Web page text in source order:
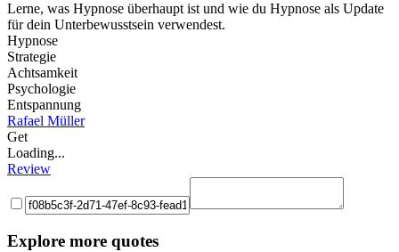
Lerne, was Hypnose überhaupt ist und wie du Hypnose als Update
für dein Unterbewusstsein verwendest.
Hypnose
Strategie
Achtsamkeit
Psychologie
Entspannung
Rafael Müller
Get
Loading...
Review
Explore more quotes